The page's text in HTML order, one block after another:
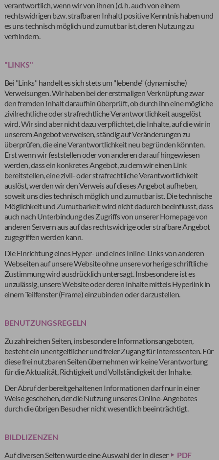
verantwortlich, wenn wir von ihnen (d. h. auch von einem
rechtswidrigen bzw. strafbaren Inhalt) positive Kenntnis haben und
es uns technisch möglich und zumutbar ist, deren Nutzung zu
verhindern.
"LINKS"
Bei "Links" handelt es sich stets um "lebende" (dynamische)
Verweisungen. Wir haben bei der erstmaligen Verknüpfung zwar
den fremden Inhalt daraufhin überprüft, ob durch ihn eine mögliche
zivilrechtliche oder strafrechtliche Verantwortlichkeit ausgelöst
wird. Wir sind aber nicht dazu verpflichtet, die Inhalte, auf die wir in
unserem Angebot verweisen, ständig auf Veränderungen zu
überprüfen, die eine Verantwortlichkeit neu begründen könnten.
Erst wenn wir feststellen oder von anderen darauf hingewiesen
werden, dass ein konkretes Angebot, zu dem wir einen Link
bereitstellen, eine zivil- oder strafrechtliche Verantwortlichkeit
auslöst, werden wir den Verweis auf dieses Angebot aufheben,
soweit uns dies technisch möglich und zumutbar ist. Die technische
Möglichkeit und Zumutbarkeit wird nicht dadurch beeinflusst, dass
auch nach Unterbindung des Zugriffs von unserer Homepage von
anderen Servern aus auf das rechtswidrige oder strafbare Angebot
zugegriffen werden kann.
Die Einrichtung eines Hyper- und eines Inline-Links von anderen
Webseiten auf unsere Website ohne unsere vorherige schriftliche
Zustimmung wird ausdrücklich untersagt. Insbesondere ist es
unzulässig, unsere Website oder deren Inhalte mittels Hyperlink in
einem Teilfenster (Frame) einzubinden oder darzustellen.
BENUTZUNGSREGELN
Zu zahlreichen Seiten, insbesondere Informationsangeboten,
besteht ein unentgeltlicher und freier Zugang für Interessenten. Für
diese frei nutzbaren Seiten übernehmen wir keine Verantwortung
für die Aktualität, Richtigkeit und Vollständigkeit der Inhalte.
Der Abruf der bereitgehaltenen Informationen darf nur in einer
Weise geschehen, der die Nutzung unseres Online-Angebotes
durch die übrigen Besucher nicht wesentlich beeinträchtigt.
BILDLIZENZEN
Auf diversen Seiten wurde eine Auswahl der in dieser
PDF